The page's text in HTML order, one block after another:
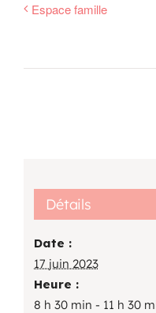
Espace famille
Détails
Date :
17 juin 2023
Heure :
8 h 30 min - 11 h 30